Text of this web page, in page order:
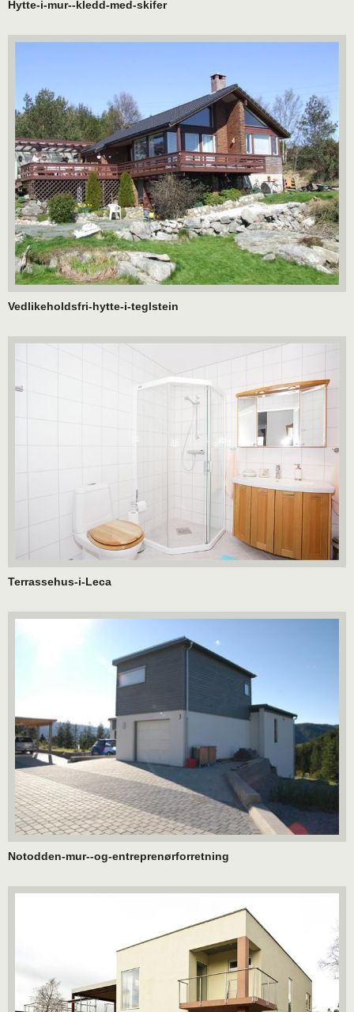
Hytte-i-mur--kledd-med-skifer
Vedlikeholdsfri-hytte-i-teglstein
Terrassehus-i-Leca
Notodden-mur--og-entreprenørforretning